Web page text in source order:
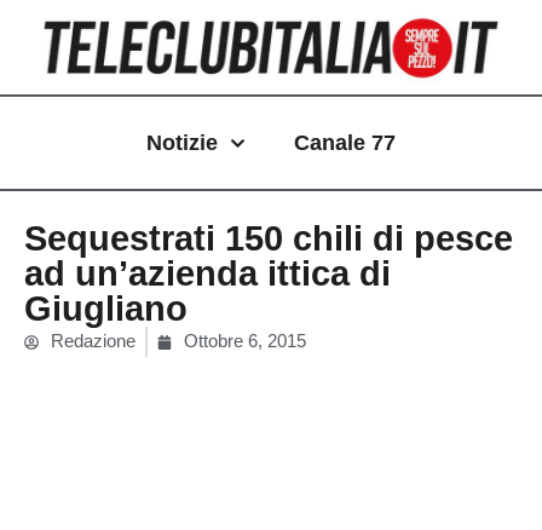
contenuto
Notizie Canale 77
Sequestrati 150 chili di pesce
ad un’azienda ittica di
Giugliano
Redazione Ottobre 6, 2015